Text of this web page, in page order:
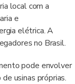
local com a
e
elétrica. A
no Brasil.
pode envolver
usinas próprias.